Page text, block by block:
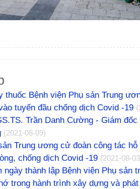
thuốc Bệnh viện Phụ sản Trung
tuyến đầu chống dịch Covid -19
Trần Danh Cường - Giám đốc
(2021-08-09)
Trung ương cử đoàn công tác
chống dịch Covid -19 (2021-08-
ngày thành lập Bệnh viện Phụ sản
trong hành trình xây dựng và